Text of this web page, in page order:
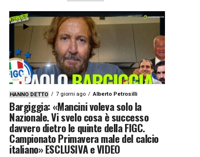
HANNO DETTO 7 giorni ago Alberto Petrosilli
Bargiggia: «Mancini voleva solo la
Nazionale. Vi svelo cosa è successo
davvero dietro le quinte della FIGC.
Campionato Primavera male del calcio
italiano» ESCLUSIVA e VIDEO